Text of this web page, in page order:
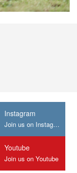
Instagram
Join us on Instagram
Youtube
Join us on Youtube